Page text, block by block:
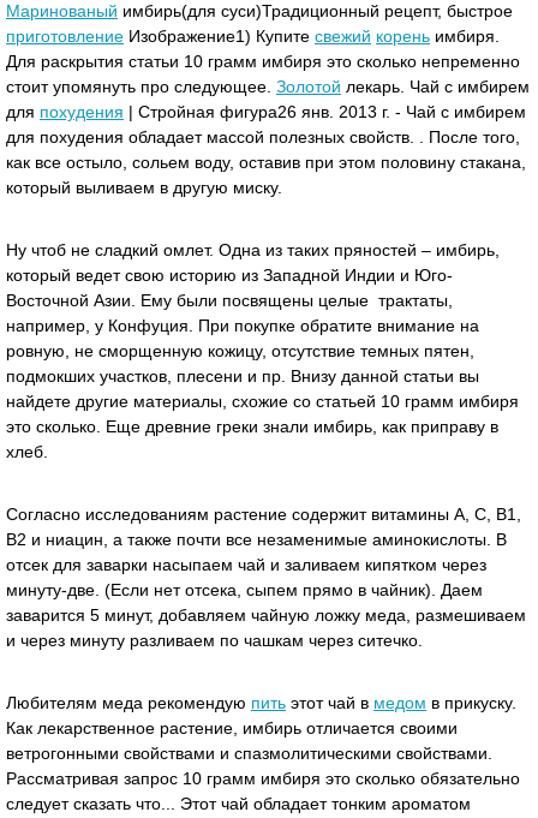
Маринованый имбирь(для суси)Традиционный рецепт, быстрое
приготовление Изображение1) Купите свежий корень имбиря.
Для раскрытия статьи 10 грамм имбиря это сколько непременно
стоит упомянуть про следующее. Золотой лекарь. Чай с имбирем
для похудения | Стройная фигура26 янв. 2013 г. - Чай с имбирем
для похудения обладает массой полезных свойств. . После того,
как все остыло, сольем воду, оставив при этом половину стакана,
который выливаем в другую миску.
Ну чтоб не сладкий омлет. Одна из таких пряностей – имбирь,
который ведет свою историю из Западной Индии и Юго-
Восточной Азии. Ему были посвящены целые трактаты,
например, у Конфуция. При покупке обратите внимание на
ровную, не сморщенную кожицу, отсутствие темных пятен,
подмокших участков, плесени и пр. Внизу данной статьи вы
найдете другие материалы, схожие со статьей 10 грамм имбиря
это сколько. Еще древние греки знали имбирь, как приправу в
хлеб.
Согласно исследованиям растение содержит витамины А, С, В1,
В2 и ниацин, а также почти все незаменимые аминокислоты. В
отсек для заварки насыпаем чай и заливаем кипятком через
минуту-две. (Если нет отсека, сыпем прямо в чайник). Даем
заварится 5 минут, добавляем чайную ложку меда, размешиваем
и через минуту разливаем по чашкам через ситечко.
Любителям меда рекомендую пить этот чай в медом в прикуску.
Как лекарственное растение, имбирь отличается своими
ветрогонными свойствами и спазмолитическими свойствами.
Рассматривая запрос 10 грамм имбиря это сколько обязательно
следует сказать что... Этот чай обладает тонким ароматом